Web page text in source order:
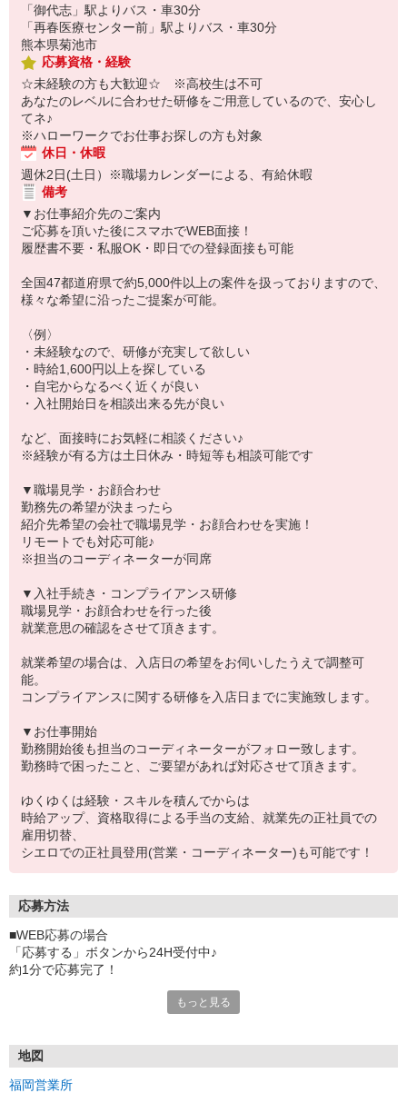
「御代志」駅よりバス・車30分
「再春医療センター前」駅よりバス・車30分
熊本県菊池市
応募資格・経験
☆未経験の方も大歓迎☆ ※高校生は不可
あなたのレベルに合わせた研修をご用意しているので、安心し
てネ♪
※ハローワークでお仕事お探しの方も対象
休日・休暇
週休2日(土日）※職場カレンダーによる、有給休暇
備考
▼お仕事紹介先のご案内
ご応募を頂いた後にスマホでWEB面接！
履歴書不要・私服OK・即日での登録面接も可能
全国47都道府県で約5,000件以上の案件を扱っておりますので、
様々な希望に沿ったご提案が可能。
〈例〉
・未経験なので、研修が充実して欲しい
・時給1,600円以上を探している
・自宅からなるべく近くが良い
・入社開始日を相談出来る先が良い
など、面接時にお気軽に相談ください♪
※経験が有る方は土日休み・時短等も相談可能です
▼職場見学・お顔合わせ
勤務先の希望が決まったら
紹介先希望の会社で職場見学・お顔合わせを実施！
リモートでも対応可能♪
※担当のコーディネーターが同席
▼入社手続き・コンプライアンス研修
職場見学・お顔合わせを行った後
就業意思の確認をさせて頂きます。
就業希望の場合は、入店日の希望をお伺いしたうえで調整可
能。
コンプライアンスに関する研修を入店日までに実施致します。
▼お仕事開始
勤務開始後も担当のコーディネーターがフォロー致します。
勤務時で困ったこと、ご要望があれば対応させて頂きます。
ゆくゆくは経験・スキルを積んでからは
時給アップ、資格取得による手当の支給、就業先の正社員での
雇用切替、
シエロでの正社員登用(営業・コーディネーター)も可能です！
応募方法
■WEB応募の場合
「応募する」ボタンから24H受付中♪
約1分で応募完了！
①応募から3営業日を目安に、メールorお電話でご連絡します。
もっと見る
地図
福岡営業所